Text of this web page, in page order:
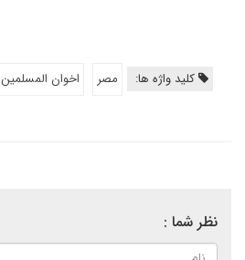
کلید واژه ها: مصر اخوان المسلمین
نظر شما :